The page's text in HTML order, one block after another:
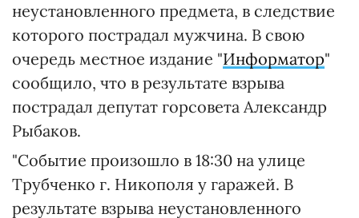
неустановленного предмета, в следствие
которого пострадал мужчина. В свою
очередь местное издание "Информатор"
сообщило, что в результате взрыва
пострадал депутат горсовета Александр
Рыбаков.
"Событие произошло в 18:30 на улице
Трубченко г. Никополя у гаражей. В
результате взрыва неустановленного